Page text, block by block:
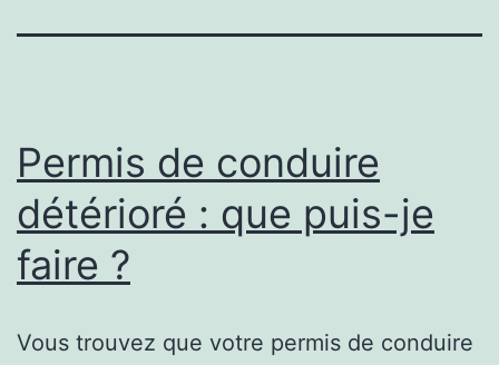
Permis de conduire
détérioré : que puis-je
faire ?
Vous trouvez que votre permis de conduire